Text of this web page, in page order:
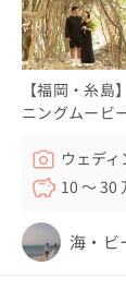
【福岡・糸
ニングムービ
ウェデ
10 〜 30
海・ビ